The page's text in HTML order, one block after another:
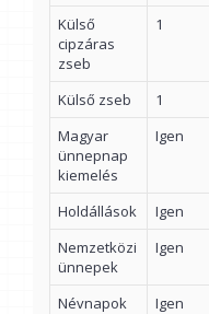
Külső
cipzáras
zseb
1
Külső zseb
1
Magyar
ünnepnap
kiemelés
Igen
Holdállások
Igen
Nemzetközi
ünnepek
Igen
Névnapok
Igen